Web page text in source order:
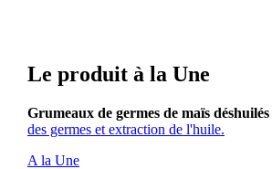
Le produit à la Une
Grumeaux de germes de maïs déshuilés
des germes et extraction de l'huile.
A la Une